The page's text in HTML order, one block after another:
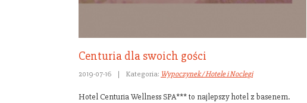
Centuria dla swoich gości
2019-07-16 | Kategoria: Wypoczynek / Hotele i Noclegi
Hotel Centuria Wellness SPA*** to najlepszy hotel z basenem.